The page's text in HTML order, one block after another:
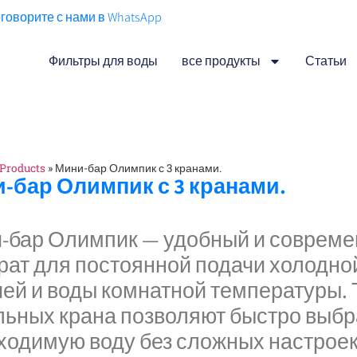
с нами в WhatsApp
Фильтры для воды все продукты Статьи
Products » Мини-бар Олимпик с 3 кранами.
бар Олимпик с 3 кранами.
Олимпик — удобный и
для постоянной подачи
и воды комнатной температуры.
крана позволяют быстро
воду без сложных